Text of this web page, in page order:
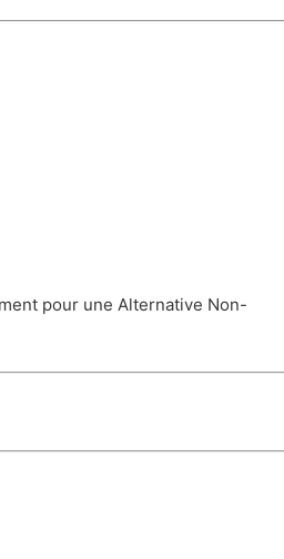
pour une Alternative Non-